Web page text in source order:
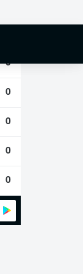
0
0
0
0
0